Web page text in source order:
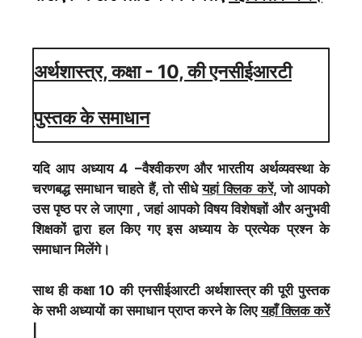
अर्थशास्त्र, कक्षा - 10, की एनसीईआरटी
पुस्तक के समाधान
यदि आप अध्याय 4 –वैश्वीकरण और भारतीय अर्थव्यवस्था के
चरणबद्ध समाधान चाहते हैं, तो सीधेयहां क्लिक करें, जो आपको
उस पृष्ठ पर ले जाएगा , जहां आपको विषय विशेषज्ञों और अनुभवी
शिक्षकों द्वारा हल किए गए इस अध्याय के प्रत्येक प्रश्न के
समाधान मिलेंगे।
साथ ही कक्षा 10 की एनसीईआरटी अर्थशास्त्रकी पूरी पुस्तक
के सभी अध्यायों का समाधान प्राप्त करने के लिएयहाँ क्लिक करेें